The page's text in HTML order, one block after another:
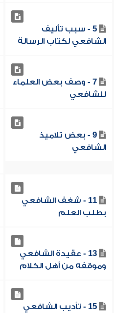
5 - سبب تأليف
الشافعي لكتاب الرسالة
7 - وصف بعض العلماء
للشافعي
9 - بعض تلاميذ
الشافعي
11 - شغف الشافعي
بطلب العلم
13 - عقيدة الشافعي
وموقفه من أهل الكلام
15 - تأديب الشافعي